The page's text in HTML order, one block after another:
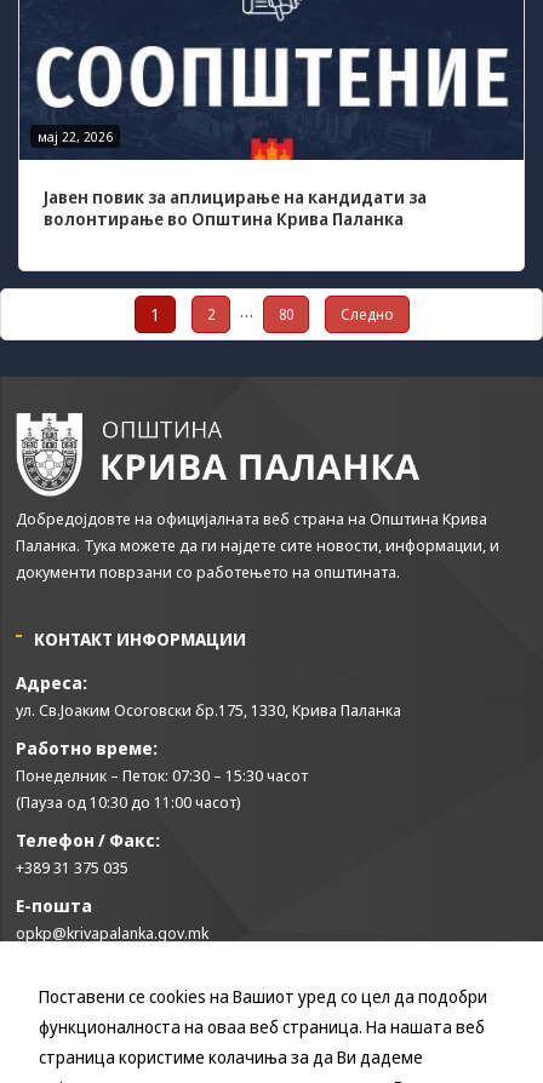
мај 22, 2026
Јавен повик за аплицирање на кандидати за
волонтирање во Општина Крива Паланка
pagination
1 2 … 80 Следно
Добредојдовте на официјалната веб страна на Општина Крива
Паланка. Тука можете да ги најдете сите новости, информации, и
документи поврзани со работењето на општината.
КОНТАКТ ИНФОРМАЦИИ
Адреса:
ул. Св.Јоаким Осоговски бр.175, 1330, Крива Паланка
Работно време:
Понеделник – Петок: 07:30 – 15:30 часот
(Пауза од 10:30 до 11:00 часот)
Телефон / Факс:
+389 31 375 035
Е-пошта
opkp@krivapalanka.gov.mk
КОРИСНИ ЛИНКОВИ
Влада на Република Северна Македонија
Собрание на Република Северна Македонија
Поставени се cookies на Вашиот уред со цел да подобри
функционалноста на оваа веб страница. На нашата веб
страница користиме колачиња за да Ви дадеме